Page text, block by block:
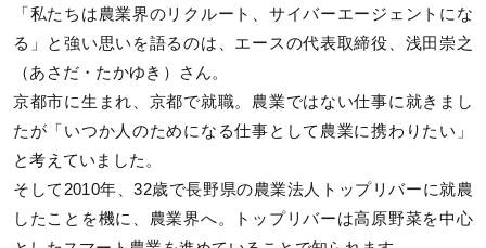
「私たちは農業界のリクルート、サイバーエージェントにな
る」と強い思いを語るのは、エースの代表取締役、浅田崇之
（あさだ・たかゆき）さん。
京都市に生まれ、京都で就職。農業ではない仕事に就きまし
たが「いつか人のためになる仕事として農業に携わりたい」
と考えていました。
そして2010年、32歳で長野県の農業法人トップリバーに就農
したことを機に、農業界へ。トップリバーは高原野菜を中心